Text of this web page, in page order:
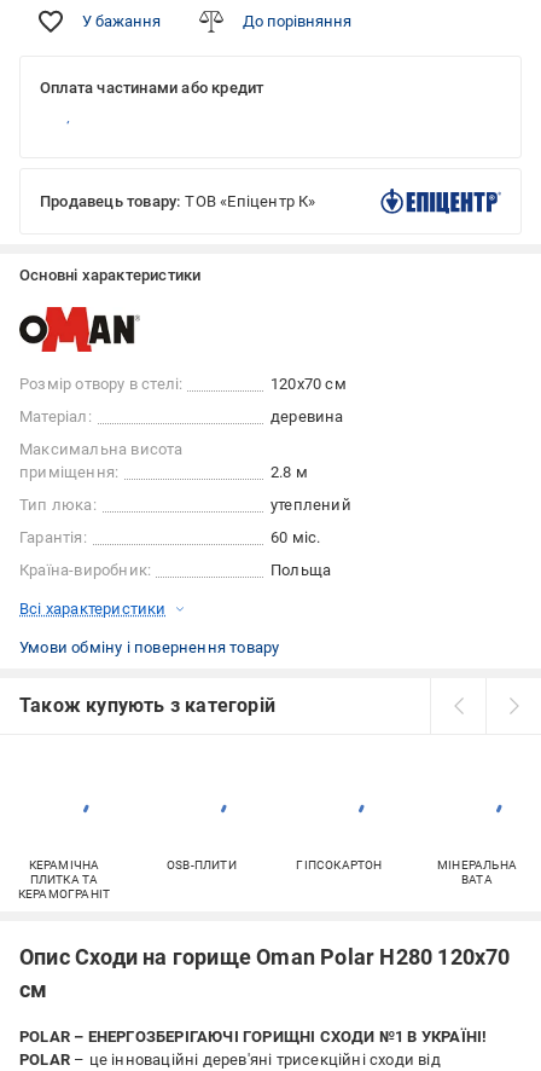
У бажання До порівняння
Оплата частинами або кредит
Продавець товару: ТОВ «Епіцентр К»
Основні характеристики
Розмір отвору в стелі:
120x70 см
Матеріал:
деревина
Максимальна висота
приміщення:
2.8 м
Тип люка:
утеплений
Гарантія:
60 міс.
Країна-виробник:
Польща
Всі характеристики
Умови обміну і повернення товару
Також купують з категорій
КЕРАМІЧНА
ПЛИТКА ТА
КЕРАМОГРАНІТ
OSB-ПЛИТИ ГІПСОКАРТОН
МІНЕРАЛЬНА
ВАТА
Опис Сходи на горище Oman Polar H280 120x70
см
POLAR – ЕНЕРГОЗБЕРІГАЮЧІ ГОРИЩНІ СХОДИ №1 В УКРАЇНІ!
POLAR – це інноваційні дерев'яні трисекційні сходи від